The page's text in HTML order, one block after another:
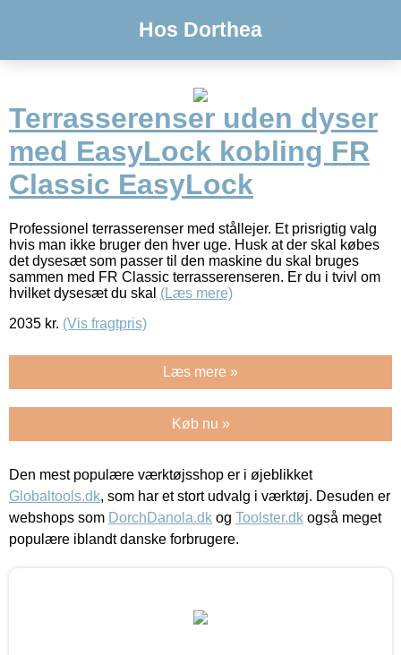
Hos Dorthea
Terrasserenser uden dyser
med EasyLock kobling FR
Classic EasyLock
Professionel terrasserenser med stållejer. Et prisrigtig valg
hvis man ikke bruger den hver uge. Husk at der skal købes
det dysesæt som passer til den maskine du skal bruges
sammen med FR Classic terrasserenseren. Er du i tvivl om
hvilket dysesæt du skal (Læs mere)
2035 kr. (Vis fragtpris)
Læs mere »
Køb nu »
Den mest populære værktøjsshop er i øjeblikket
Globaltools.dk, som har et stort udvalg i værktøj. Desuden er
webshops som DorchDanola.dk og Toolster.dk også meget
populære iblandt danske forbrugere.